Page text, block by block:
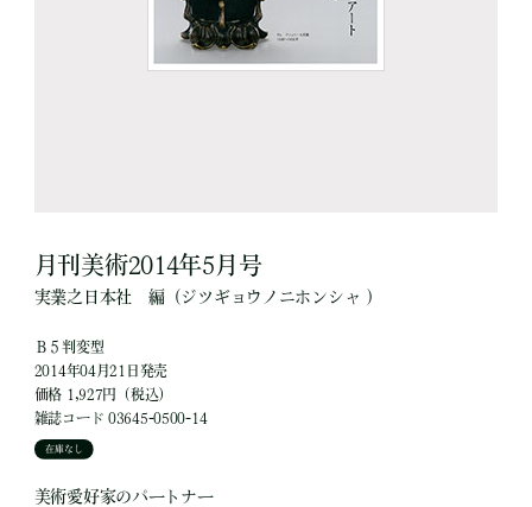
月刊美術2014年5月号
実業之日本社 編（ジツギョウノニホンシャ ）
Ｂ５判変型
2014年04月21日発売
価格 1,927円（税込）
雑誌コード 03645-0500-14
在庫なし
美術愛好家のパートナー